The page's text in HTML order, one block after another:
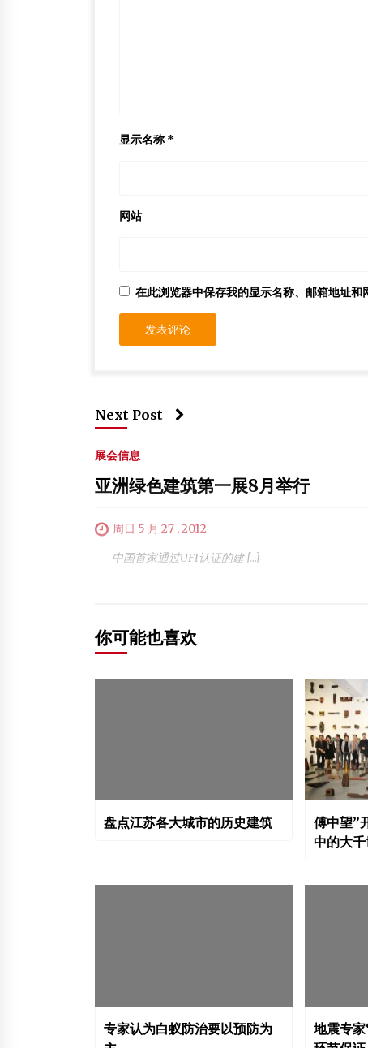
显示名称 *
网站
在此浏览器中保存我的显示名称、邮箱地址和
Next Post
展会信息
亚洲绿色建筑第一展8月举行
周日 5 月 27 , 2012
中国首家通过UFI认证的建 […]
你可能也喜欢
盘点江苏各大城市的历史建筑
傅中望”
中的大
专家认为白蚁防治要以预防为
地震专